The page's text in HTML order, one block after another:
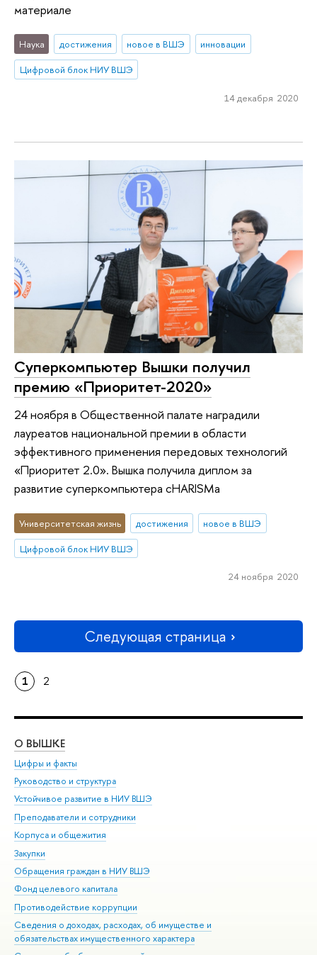
материале
Наука достижения новое в ВШЭ
инновации
Цифровой блок НИУ ВШЭ
14 декабря 2020
Суперкомпьютер Вышки получил
премию «Приоритет-2020»
24 ноября в Общественной палате наградили
лауреатов национальной премии в области
эффективного применения передовых технологий
«Приоритет 2.0». Вышка получила диплом за
развитие суперкомпьютера cHARISMa
Университетская жизнь достижения
новое в ВШЭ
Цифровой блок НИУ ВШЭ
24 ноября 2020
Следующая страница
1 2
О ВЫШКЕ
Цифры и факты
Руководство и структура
Устойчивое развитие в НИУ ВШЭ
Преподаватели и сотрудники
Корпуса и общежития
Закупки
Обращения граждан в НИУ ВШЭ
Фонд целевого капитала
Противодействие коррупции
Сведения о доходах, расходах, об имуществе и
обязательствах имущественного характера